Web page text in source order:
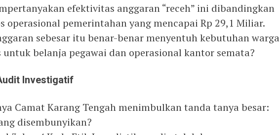
efektivitas anggaran “receh” ini dibandingkan
operasional pemerintahan yang mencapai Rp 29,1 Miliar.
sebesar itu benar-benar menyentuh kebutuhan warga
untuk belanja pegawai dan operasional kantor semata?
Investigatif
Camat Karang Tengah menimbulkan tanda tanya besar:
disembunyikan?